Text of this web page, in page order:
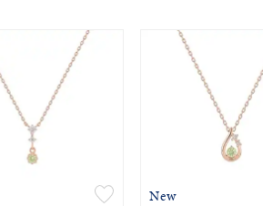
すべてのアイテム
アジャスター
New